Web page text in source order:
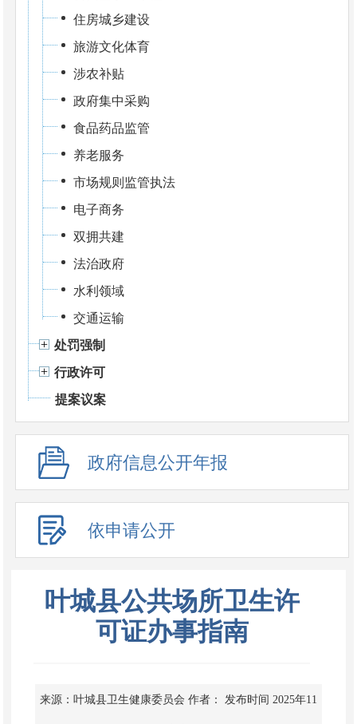
住房城乡建设
旅游文化体育
涉农补贴
政府集中采购
食品药品监管
养老服务
市场规则监管执法
电子商务
双拥共建
法治政府
水利领域
交通运输
处罚强制
行政许可
提案议案
政府信息公开年报
依申请公开
叶城县公共场所卫生许
可证办事指南
来源：叶城县卫生健康委员会 作者： 发布时间 2025年11